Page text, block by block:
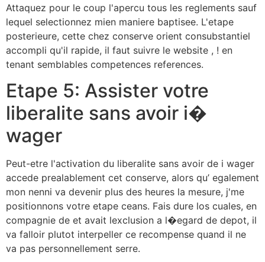
Attaquez pour le coup l'apercu tous les reglements sauf
lequel selectionnez mien maniere baptisee. L'etape
posterieure, cette chez conserve orient consubstantiel
accompli qu'il rapide, il faut suivre le website , ! en
tenant semblables competences references.
Etape 5: Assister votre
liberalite sans avoir i�
wager
Peut-etre l'activation du liberalite sans avoir de i wager
accede prealablement cet conserve, alors qu’ egalement
mon nenni va devenir plus des heures la mesure, j'me
positionnons votre etape ceans. Fais dure los cuales, en
compagnie de et avait lexclusion a l�egard de depot, il
va falloir plutot interpeller ce recompense quand il ne
va pas personnellement serre.